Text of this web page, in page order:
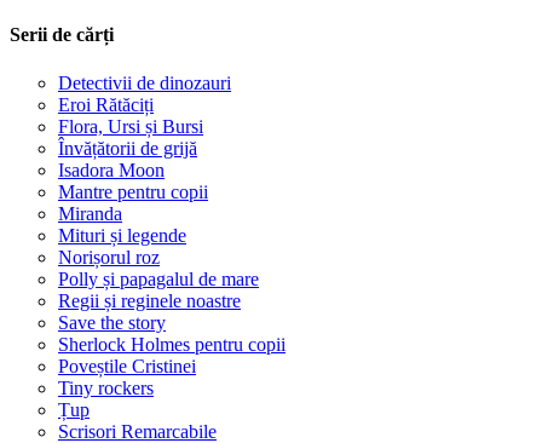
Serii de cărți
Detectivii de dinozauri
Eroi Rătăciți
Flora, Ursi și Bursi
Învățătorii de grijă
Isadora Moon
Mantre pentru copii
Miranda
Mituri și legende
Norișorul roz
Polly și papagalul de mare
Regii și reginele noastre
Save the story
Sherlock Holmes pentru copii
Poveștile Cristinei
Tiny rockers
Țup
Scrisori Remarcabile